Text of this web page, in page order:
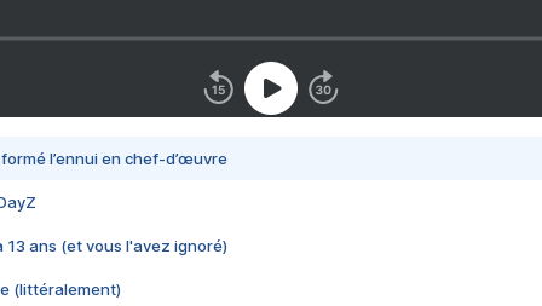
l’ennui en chef-d’œuvre
13 ans (et vous l'avez ignoré)
(littéralement)